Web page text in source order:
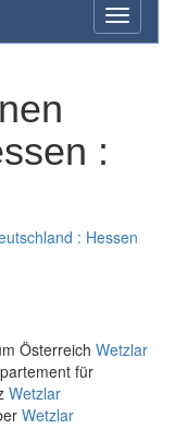
toggle
:
: Hessen
Österreich Wetzlar
für
Wetzlar
Wetzlar